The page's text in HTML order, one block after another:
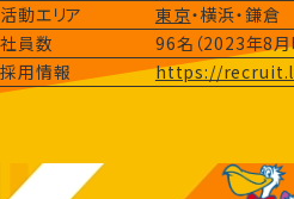
活動エリア
東京・横浜・鎌倉
社員数
96名（2023年8月
採用情報
https://